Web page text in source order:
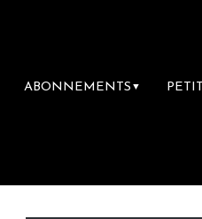
ABONNEMENTS ▼